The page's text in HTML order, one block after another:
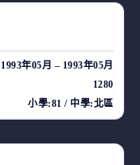
1993年05月 – 1993年05月
1280
小學:81 / 中學:北區